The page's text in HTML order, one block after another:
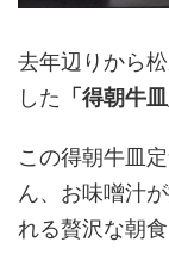
去年辺りから
した 「得朝牛
この得朝牛皿
ん、お味噌汁
れる贅沢な朝